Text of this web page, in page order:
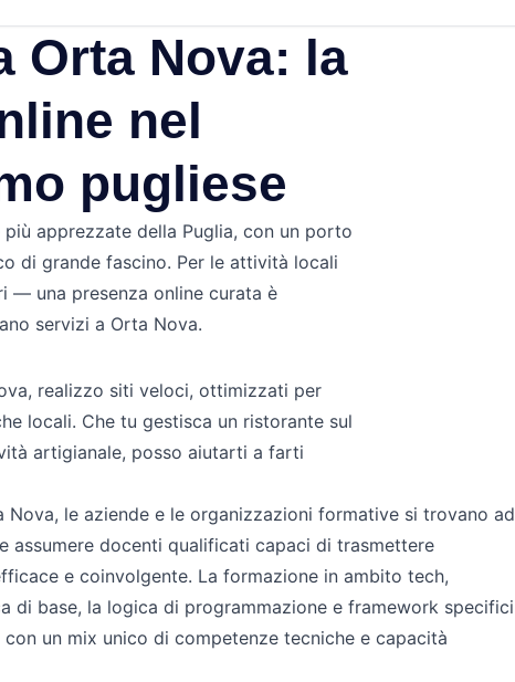
Orta Nova: la
nel
pugliese
apprezzate della Puglia, con un porto
di grande fascino. Per le attività locali
— una presenza online curata è
servizi a Orta Nova.
realizzo siti veloci, ottimizzati per
locali. Che tu gestisca un ristorante sul
artigianale, posso aiutarti a farti
le aziende e le organizzazioni formative si trovano ad
assumere docenti qualificati capaci di trasmettere
e coinvolgente. La formazione in ambito tech,
di base, la logica di programmazione e framework specifici
un mix unico di competenze tecniche e capacità